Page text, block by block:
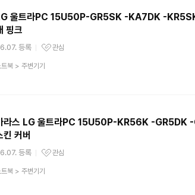
울트라PC 15U50P-GR5SK -KA7DK -
핑크
등록
관심상품
관심
북> 주변기기
라스 LG 울트라PC 15U50P-KR56K -GR5DK
킨 커버
등록
관심상품
관심
북> 주변기기